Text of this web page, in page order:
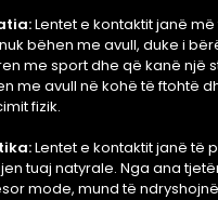
Lentet e kontaktit janë
bëhen me avull, duke i
me sport dhe që kanë një
me avull në kohë të ftohtë
fizik.
Lentet e kontaktit janë të
tuaj natyrale. Nga ana
mode, mund të